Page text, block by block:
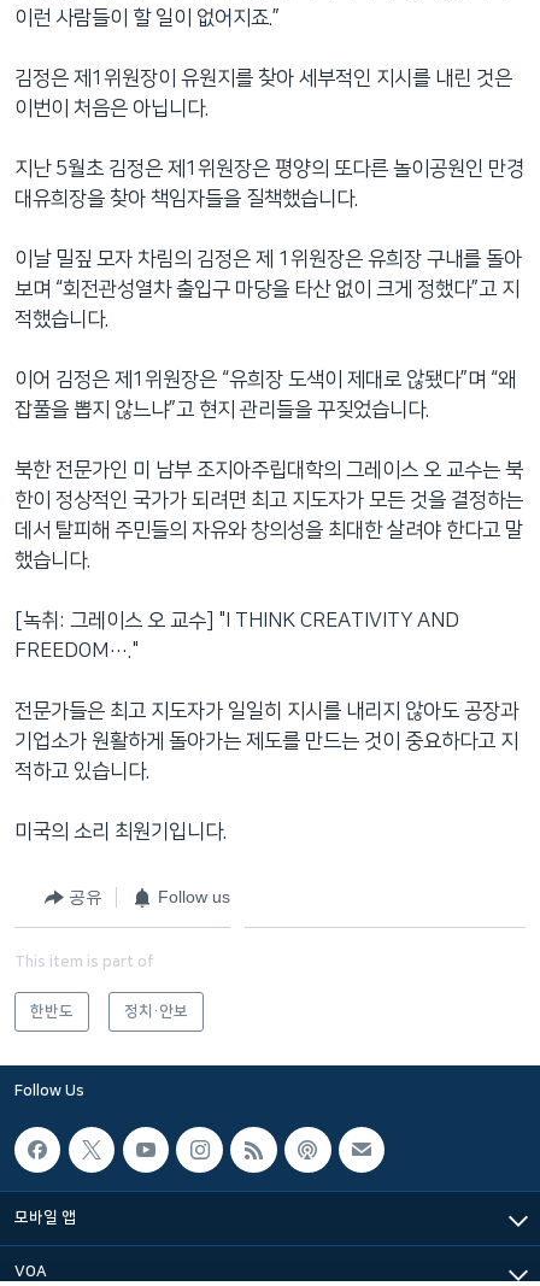
이런 사람들이 할 일이 없어지죠.”
김정은 제1위원장이 유원지를 찾아 세부적인 지시를 내린 것은
이번이 처음은 아닙니다.
지난 5월초 김정은 제1위원장은 평양의 또다른 놀이공원인 만경
대유희장을 찾아 책임자들을 질책했습니다.
이날 밀짚 모자 차림의 김정은 제 1위원장은 유희장 구내를 돌아
보며 “회전관성열차 출입구 마당을 타산 없이 크게 정했다”고 지
적했습니다.
이어 김정은 제1위원장은 “유희장 도색이 제대로 않됐다”며 “왜
잡풀을 뽑지 않느냐”고 현지 관리들을 꾸짖었습니다.
북한 전문가인 미 남부 조지아주립대학의 그레이스 오 교수는 북
한이 정상적인 국가가 되려면 최고 지도자가 모든 것을 결정하는
데서 탈피해 주민들의 자유와 창의성을 최대한 살려야 한다고 말
했습니다.
[녹취: 그레이스 오 교수] "I THINK CREATIVITY AND
FREEDOM…."
전문가들은 최고 지도자가 일일히 지시를 내리지 않아도 공장과
기업소가 원활하게 돌아가는 제도를 만드는 것이 중요하다고 지
적하고 있습니다.
미국의 소리 최원기입니다.
공유 Follow us
This item is part of
한반도 정치·안보
Follow Us
모바일 앱
VOA